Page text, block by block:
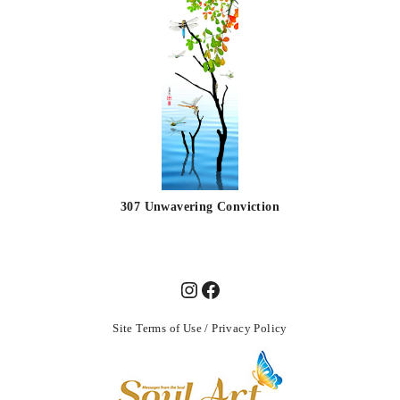
307 Unwavering Conviction
Site Terms of Use /Privacy Policy